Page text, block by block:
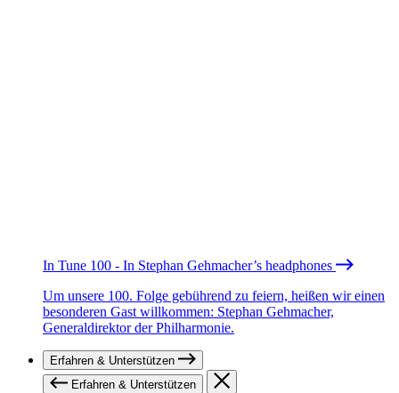
In Tune 100 - In Stephan Gehmacher’s headphones
Um unsere 100. Folge gebührend zu feiern, heißen wir einen
besonderen Gast willkommen: Stephan Gehmacher,
Generaldirektor der Philharmonie.
Erfahren & Unterstützen
Erfahren & Unterstützen